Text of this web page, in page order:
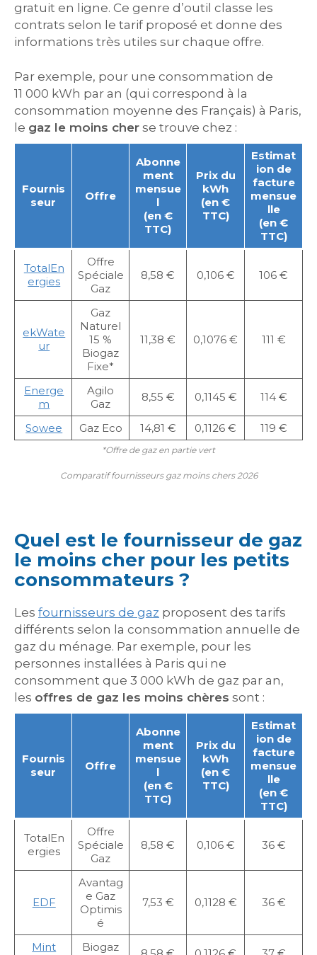
gratuit en ligne. Ce genre d’outil classe les
contrats selon le tarif proposé et donne des
informations très utiles sur chaque offre.
Par exemple, pour une consommation de
11 000 kWh par an (qui correspond à la
consommation moyenne des Français) à Paris,
le gaz le moins cher se trouve chez :
Fournis
seur
Offre
Abonne
ment
mensue
l
(en €
TTC)
Prix du
kWh
(en €
TTC)
Estimat
ion de
facture
mensue
lle
(en €
TTC)
TotalEn
ergies
Offre
Spéciale
Gaz
8,58 € 0,106 € 106 €
ekWate
ur
Gaz
Naturel
15 %
Biogaz
Fixe*
11,38 € 0,1076 € 111 €
Energe
m
Agilo
Gaz
8,55 € 0,1145 € 114 €
Sowee Gaz Eco 14,81 € 0,1126 € 119 €
*Offre de gaz en partie vert
Comparatif fournisseurs gaz moins chers 2026
Quel est le fournisseur de gaz
le moins cher pour les petits
consommateurs ?
Les fournisseurs de gaz proposent des tarifs
différents selon la consommation annuelle de
gaz du ménage. Par exemple, pour les
personnes installées à Paris qui ne
consomment que 3 000 kWh de gaz par an,
les offres de gaz les moins chères sont :
Fournis
seur
Offre
Abonne
ment
mensue
l
(en €
TTC)
Prix du
kWh
(en €
TTC)
Estimat
ion de
facture
mensue
lle
(en €
TTC)
TotalEn
ergies
Offre
Spéciale
Gaz
8,58 € 0,106 € 36 €
EDF
Avantag
e Gaz
Optimis
é
7,53 € 0,1128 € 36 €
Mint
Biogaz